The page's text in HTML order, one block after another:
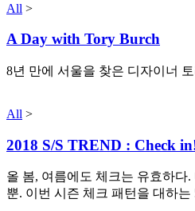
All >
A Day with Tory Burch
8년 만에 서울을 찾은 디자이너
All >
2018 S/S TREND : Check
올 봄, 여름에도 체크는 유효하다
뿐. 이번 시즌 체크 패턴을 대하는